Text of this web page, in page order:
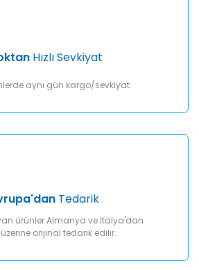
Hızlı Sevkiyat
aynı gün kargo/sevkiyat.
Tedarik
ürünler Almanya ve İtalya'dan
orijinal tedarik edilir.